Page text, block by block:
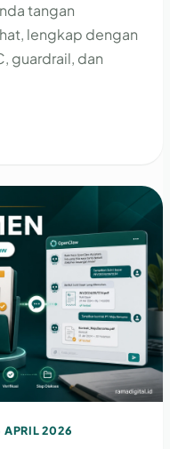
tangan
lengkap dengan
guardrail, dan
APRIL 2026